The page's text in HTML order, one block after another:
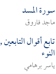
سورة المسد
ماجد فاروق
تابع أقوال
النوء
ياسر برهامي